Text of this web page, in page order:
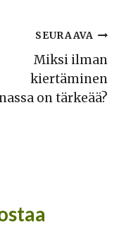
SEURAAVA
Miksi ilman
kiertäminen
on tärkeää?